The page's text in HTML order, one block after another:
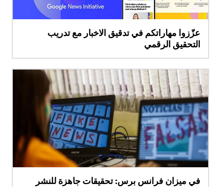
عزّزوا مهاراتكم في تدقيق الاخبار مع تدريب
التحقيق الرقمي
في ميزان فرانس برس: تحقيقات جاهزة للنشر